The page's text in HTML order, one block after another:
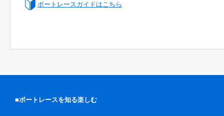
ボートレースガイドはこちら
■ボートレースを知る楽しむ